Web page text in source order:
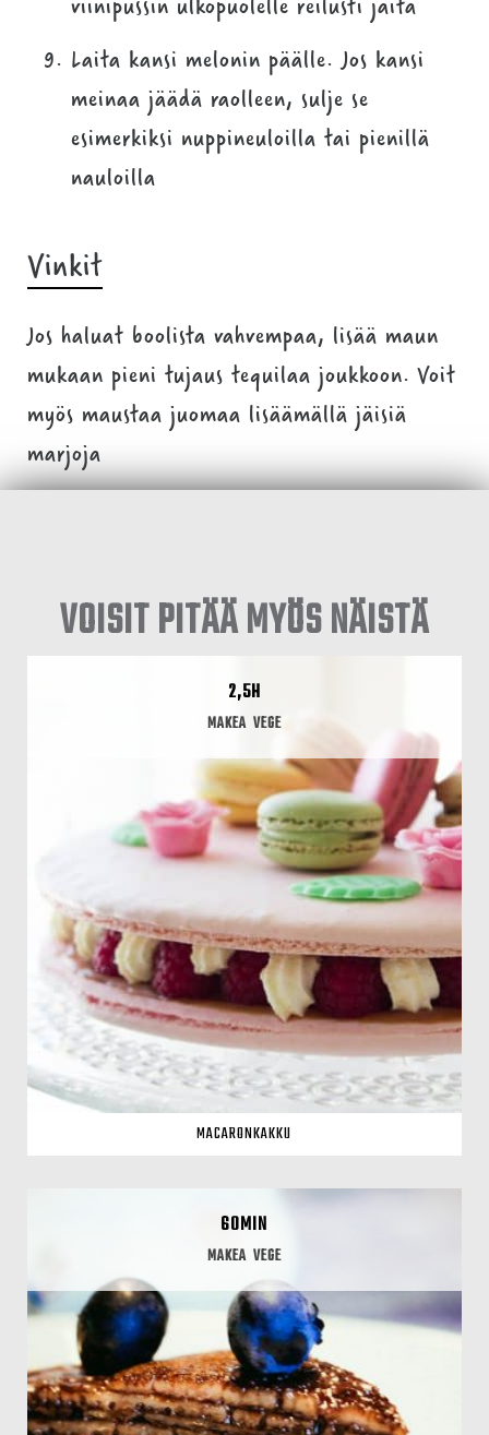
Laita kansi melonin päälle. Jos kansi
meinaa jäädä raolleen, sulje se
esimerkiksi nuppineuloilla tai pienillä
nauloilla
Vinkit
Jos haluat boolista vahvempaa, lisää maun
mukaan pieni tujaus tequilaa joukkoon. Voit
myös maustaa juomaa lisäämällä jäisiä
marjoja
VOISIT PITÄÄ MYÖS NÄISTÄ
2,5H
MAKEA VEGE
MACARONKAKKU
60MIN
MAKEA VEGE